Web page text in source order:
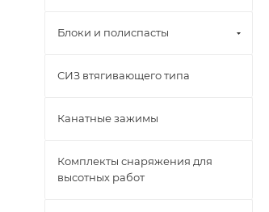
Блоки и полиспасты
СИЗ втягивающего типа
Канатные зажимы
Комплекты снаряжения для
высотных работ